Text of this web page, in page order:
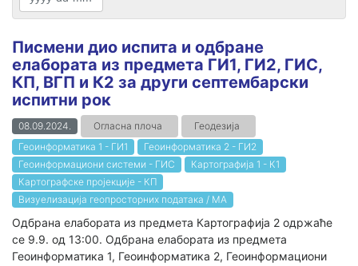
Писмени дио испита и одбране
елабората из предмета ГИ1, ГИ2, ГИС,
КП, ВГП и К2 за други септембарски
испитни рок
08.09.2024. Огласна плоча
Геодезија
Геоинформатика 1 - ГИ1
Геоинформатика 2 - ГИ2
Геоинформациони системи - ГИС
Картографија 1 - К1
Картографске пројекције - КП
Визуелизација геопросторних података / МА
Oдбрана елабората из предмета Картографија 2 одржаће
се 9.9. од 13:00. Одбрана елабората из предмета
Геоинформатика 1, Геоинформатика 2, Геоинформациони